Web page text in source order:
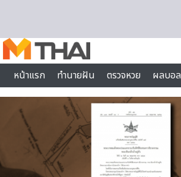
หน้าแรก
ทำนายฝัน ตรวจหวย ผลบอล
ไลฟ์สไตล์